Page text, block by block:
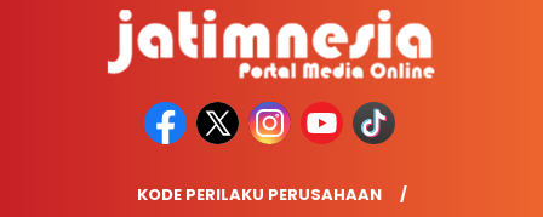
KODE PERILAKU PERUSAHAAN